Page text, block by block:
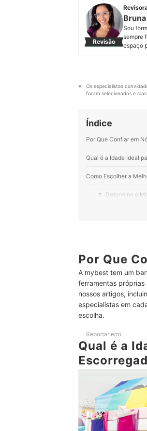
uma
Revisão
Sou
sempre
espaço
Os especialistas
foram selecionados e
Índice
Por Que Confiar em
Qual é a Idade Ideal
Como Escolher a
1 Determine o
4 Camas que
5 Vai Comprar o
6 Camas e
7
8 Incentive a
Top 10 Melhores
Confira Também
Conclusão
Por Que
A mybest tem um
ferramentas próprias
nossos artigos,
especialistas em
escolha.
Reportar erro
Qual é a